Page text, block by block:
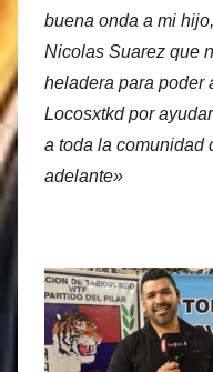
buena onda a mi
Nicolas Suarez que
heladera para poder
Locosxtkd por
a toda la comunidad
adelante»